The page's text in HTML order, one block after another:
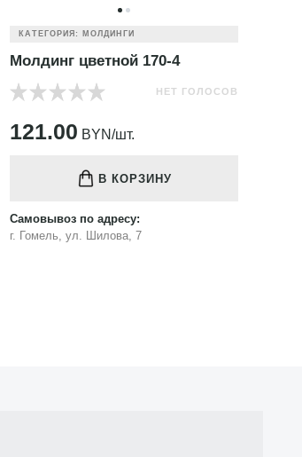
КАТЕГОРИЯ: МОЛДИНГИ
Молдинг цветной 170-4
НЕТ ГОЛОСОВ
121.00 BYN/шт.
В КОРЗИНУ
Самовывоз по адресу:
г. Гомель, ул. Шилова, 7